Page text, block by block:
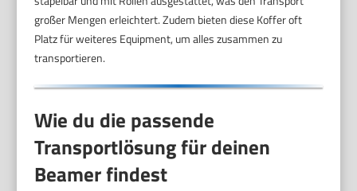
großer Mengen erleichtert. Zudem bieten diese Koffer oft
Platz für weiteres Equipment, um alles zusammen zu
transportieren.
Wie du die passende
Transportlösung für deinen
Beamer findest